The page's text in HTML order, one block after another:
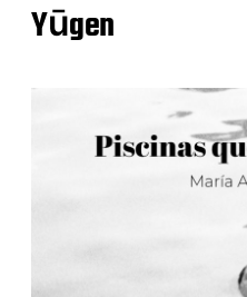
Yūgen